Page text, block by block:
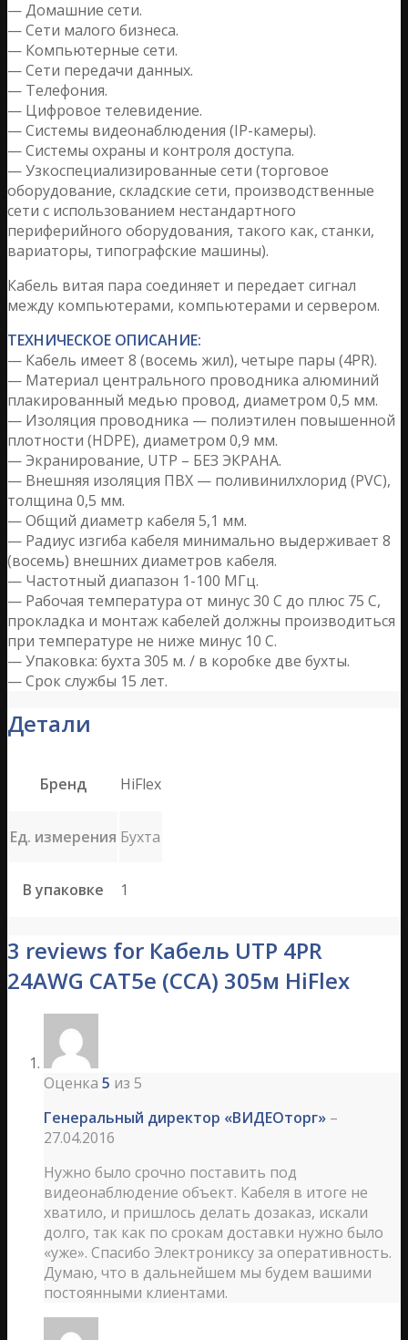
— Домашние сети.
— Сети малого бизнеса.
— Компьютерные сети.
— Сети передачи данных.
— Телефония.
— Цифровое телевидение.
— Системы видеонаблюдения (IP-камеры).
— Системы охраны и контроля доступа.
— Узкоспециализированные сети (торговое
оборудование, складские сети, производственные
сети с использованием нестандартного
периферийного оборудования, такого как, станки,
вариаторы, типографские машины).
Кабель витая пара соединяет и передает сигнал
между компьютерами, компьютерами и сервером.
ТЕХНИЧЕСКОЕ ОПИСАНИЕ:
— Кабель имеет 8 (восемь жил), четыре пары (4PR).
— Материал центрального проводника алюминий
плакированный медью провод, диаметром 0,5 мм.
— Изоляция проводника — полиэтилен повышенной
плотности (HDPE), диаметром 0,9 мм.
— Экранирование, UTP – БЕЗ ЭКРАНА.
— Внешняя изоляция ПВХ — поливинилхлорид (PVC),
толщина 0,5 мм.
— Общий диаметр кабеля 5,1 мм.
— Радиус изгиба кабеля минимально выдерживает 8
(восемь) внешних диаметров кабеля.
— Частотный диапазон 1-100 МГц.
— Рабочая температура от минус 30 С до плюс 75 C,
прокладка и монтаж кабелей должны производиться
при температуре не ниже минус 10 С.
— Упаковка: бухта 305 м. / в коробке две бухты.
— Срок службы 15 лет.
Детали
Бренд HiFlex
Ед. измерения Бухта
В упаковке 1
3 reviews for Кабель UTP 4PR
24AWG CAT5e (ССА) 305м HiFlex
Оценка 5 из 5
Генеральный директор «ВИДЕОторг» –
27.04.2016
Нужно было срочно поставить под
видеонаблюдение объект. Кабеля в итоге не
хватило, и пришлось делать дозаказ, искали
долго, так как по срокам доставки нужно было
«уже». Спасибо Электрониксу за оперативность.
Думаю, что в дальнейшем мы будем вашими
постоянными клиентами.